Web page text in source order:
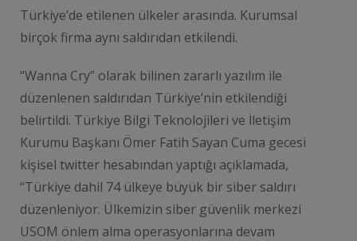
Türkiye’de etilenen ülkeler arasında. Kurumsal
birçok firma aynı saldırıdan etkilendi.
“Wanna Cry” olarak bilinen zararlı yazılım ile
düzenlenen saldırıdan Türkiye’nin etkilendiği
belirtildi. Türkiye Bilgi Teknolojileri ve İletişim
Kurumu Başkanı Ömer Fatih Sayan Cuma gecesi
kişisel twitter hesabından yaptığı açıklamada,
“Türkiye dahil 74 ülkeye büyük bir siber saldırı
düzenleniyor. Ülkemizin siber güvenlik merkezi
USOM önlem alma operasyonlarına devam